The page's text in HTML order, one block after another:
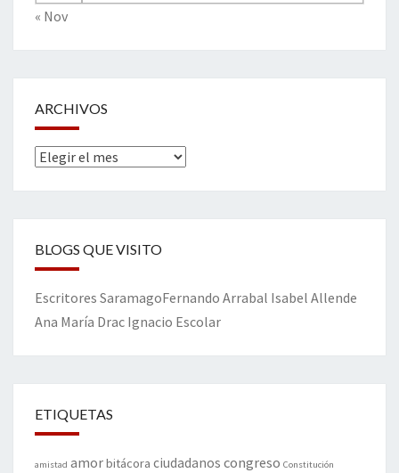
« Nov
ARCHIVOS
Archivos
BLOGS QUE VISITO
Escritores SaramagoFernando Arrabal Isabel Allende
Ana María Drac Ignacio Escolar
ETIQUETAS
amistad amorbitácora ciudadanos congreso Constitución